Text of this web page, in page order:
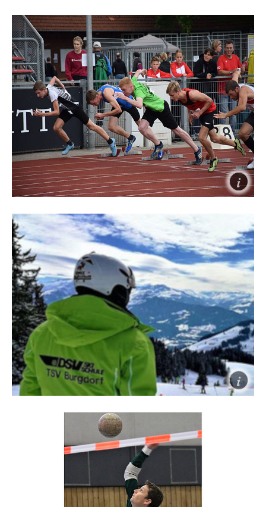
Tischtennis
Tischtennis ist ein Sport für jedermann. Für Jung
und Alt, für Groß und Klein. Es ist das schnellste
Rückschlagspiel der Welt und fördert Konzentration,
Fitness, Koordination und Kondition. Seit nunmehr
über 60 Jahren spielen wir in unserer Abteilung
Tischtennis.
Leichtathletik
TSV Burgdorf Leichtathletik
Skiclub
Neben den Harzsonntagen bieten wir euch
verschiedene Vereinsreisen von unterschiedlicher
Dauer in den Harz, ins Erzgebirge oder in die